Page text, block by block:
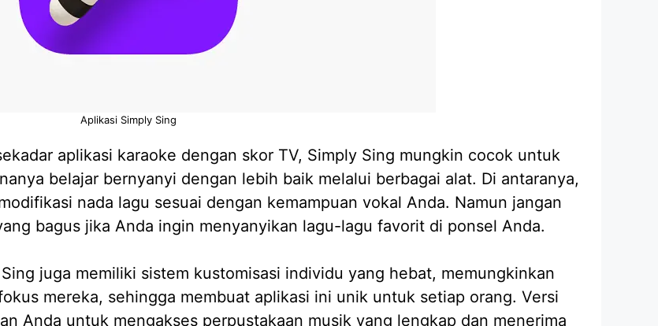
Aplikasi Simply Sing
aplikasi karaoke dengan skor TV, Simply Sing mungkin cocok untuk
belajar bernyanyi dengan lebih baik melalui berbagai alat. Di antaranya,
nada lagu sesuai dengan kemampuan vokal Anda. Namun jangan
bagus jika Anda ingin menyanyikan lagu-lagu favorit di ponsel Anda.
juga memiliki sistem kustomisasi individu yang hebat, memungkinkan
mereka, sehingga membuat aplikasi ini unik untuk setiap orang. Versi
Anda untuk mengakses perpustakaan musik yang lengkap dan menerima